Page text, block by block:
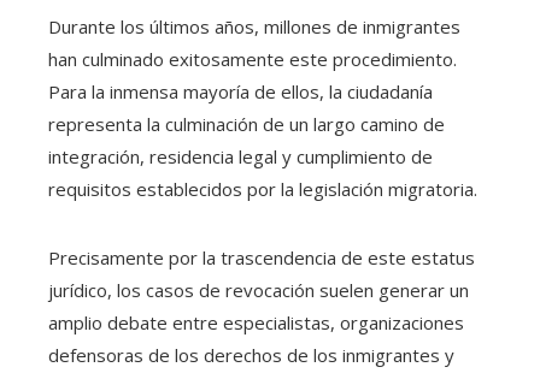
Durante los últimos años, millones de inmigrantes
han culminado exitosamente este procedimiento.
Para la inmensa mayoría de ellos, la ciudadanía
representa la culminación de un largo camino de
integración, residencia legal y cumplimiento de
requisitos establecidos por la legislación migratoria.
Precisamente por la trascendencia de este estatus
jurídico, los casos de revocación suelen generar un
amplio debate entre especialistas, organizaciones
defensoras de los derechos de los inmigrantes y